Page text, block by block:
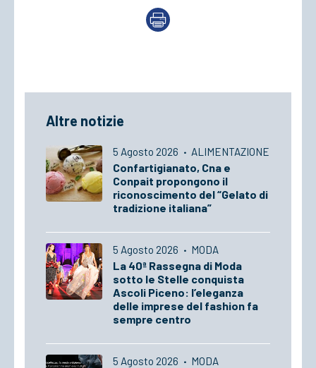
Altre notizie
5 Agosto 2026 · ALIMENTAZIONE
Confartigianato, Cna e
Conpait propongono il
riconoscimento del “Gelato di
tradizione italiana”
5 Agosto 2026 · MODA
La 40ª Rassegna di Moda
sotto le Stelle conquista
Ascoli Piceno: l’eleganza
delle imprese del fashion fa
sempre centro
5 Agosto 2026 · MODA